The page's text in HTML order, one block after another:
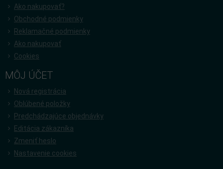
Ako nakupovať?
Obchodné podmienky
Reklamačné podmienky
Ako nakupovať
Cookies
MÔJ ÚČET
Nová registrácia
Oblúbené položky
Predchádzajúce objednávky
Editácia zákazníka
Zmeniť heslo
Nastavenie cookies